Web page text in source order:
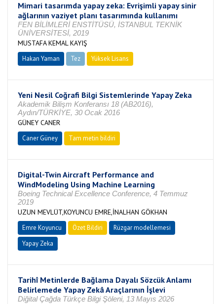
Mimari tasarımda yapay zeka: Evrişimli yapay sinir
ağlarının vaziyet planı tasarımında kullanımı
FEN BİLİMLERİ ENSTİTÜSÜ, İSTANBUL TEKNİK
ÜNİVERSİTESİ, 2019
MUSTAFA KEMAL KAYIŞ
Hakan Yaman Tez Yüksek Lisans
Yeni Nesil Coğrafi Bilgi Sistemlerinde Yapay Zeka
Akademik Bilişm Konferansı 18 (AB2016),
Aydın/TÜRKİYE, 30 Ocak 2016
GÜNEY CANER
Caner Güney Tam metin bildiri
Digital-Twin Aircraft Performance and
WindModeling Using Machine Learning
Boeing Technical Excellence Conference, 4 Temmuz
2019
UZUN MEVLÜT,KOYUNCU EMRE,İNALHAN GÖKHAN
Emre Koyuncu Özet Bildiri
Rüzgar modellemesi
Yapay Zeka
Tarihî Metinlerde Bağlama Dayalı Sözcük Anlamı
Belirlemede Yapay Zekâ Araçlarının İşlevi
Diğital Çağda Türkçe Bilgi Şöleni, 13 Mayıs 2026